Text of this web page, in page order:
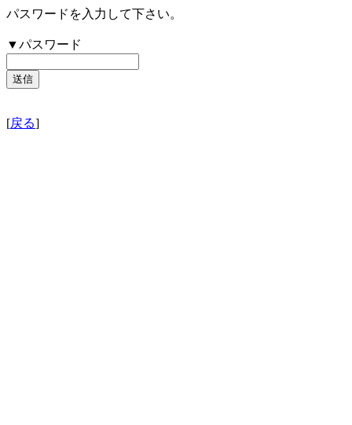
パスワードを入力して下さい。
▼パスワード
[戻る]